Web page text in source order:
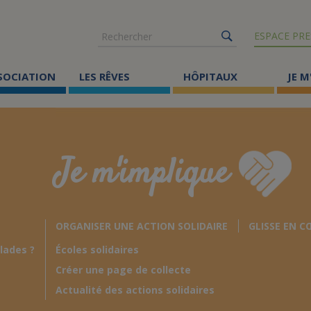
Rechercher
ESPACE
LES RÊVES HÔPITAUX JE
Je m'implique
?
ORGANISER UNE ACTION SOLIDAIRE
Écoles solidaires
Créer une page de collecte
Actualité des actions solidaires
GLISSE EN